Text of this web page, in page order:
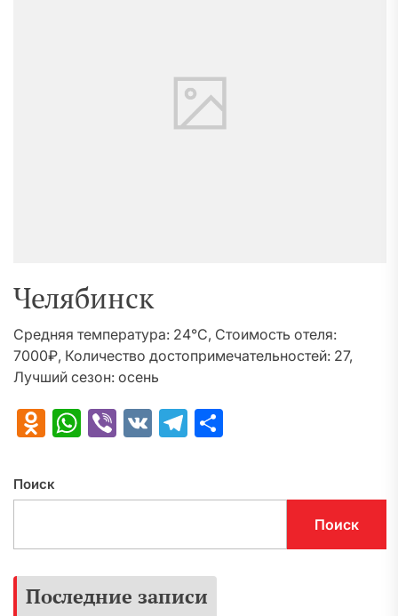
Челябинск
Средняя температура: 24°C, Стоимость отеля:
7000₽, Количество достопримечательностей: 27,
Лучший сезон: осень
Odnoklassniki
WhatsApp
Viber
VK Telegram
Поиск
Поиск
Последние записи